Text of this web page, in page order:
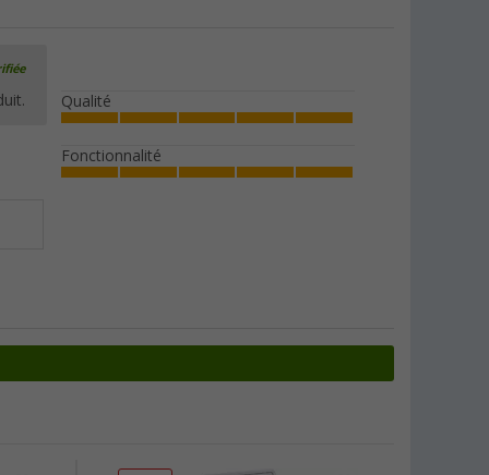
Qualité
Fonctionnalité